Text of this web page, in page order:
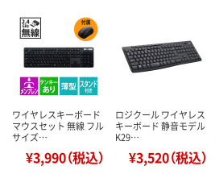
ワイヤレスキーボード
マウスセット 無線 フル
サイズ…
¥3,990（税込）
ロジクール ワイヤレス
キーボード 静音モデル
K29…
¥3,520（税込）